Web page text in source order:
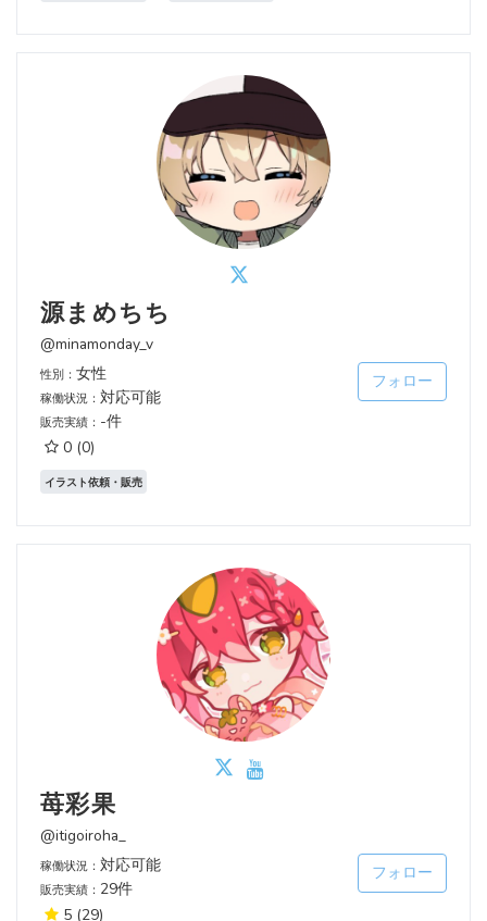
源まめちち
@minamonday_v
性別： 女性
稼働状況： 対応可能
販売実績： -件
0 (0)
フォロー
イラスト依頼・販売
苺彩果
@itigoiroha_
稼働状況： 対応可能
販売実績： 29件
5 (29)
フォロー